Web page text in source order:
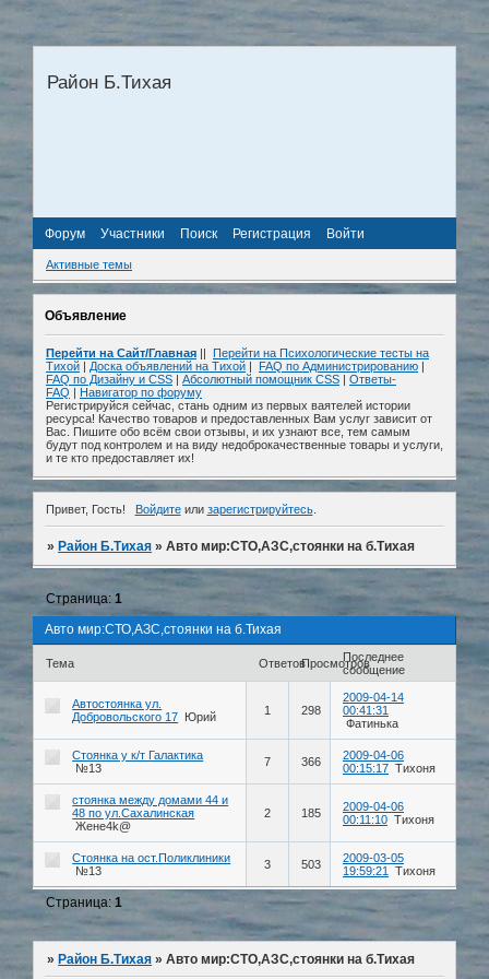
Район Б.Тихая
Форум Участники Поиск Регистрация Войти
Активные темы
Объявление
Перейти на Сайт/Главная
Перейти на Психологические тесты на
Тихой
Доска объявлений на Тихой FAQ по Администрированию
FAQ по Дизайну и СSS
Абсолютный помощник CSS
Ответы-
FAQ
Навигатор по форуму
Регистрируйся сейчас, стань одним из первых ваятелей истории
ресурса! Качество товаров и предоставленных Вам услуг зависит от
Вас. Пишите обо всём свои отзывы, и их узнают все, тем самым
будут под контролем и на виду недоброкачественные товары и услуги,
и те кто предоставляет их!
Привет, Гость! Войдитеили зарегистрируйтесь.
» Район Б.Тихая »Авто мир:СТО,АЗС,стоянки на б.Тихая
Авто мир:СТО,АЗС,стоянки на б.Тихая
Страница:1
Тема ОтветовПросмотровПоследнее
сообщение
Автостоянка ул.
Добровольского 17 Юрий 1 298
2009-04-14
00:41:31
Фатинька
Стоянка у к/т Галактика
№13
7 366
2009-04-06
00:15:17 Тихоня
стоянка между домами 44 и
48 по ул.Сахалинская
Жене4k@
2 185
2009-04-06
00:11:10 Тихоня
Стоянка на ост.Поликлиники
№13
3 503
2009-03-05
19:59:21
Тихоня
Страница:1
» Район Б.Тихая »Авто мир:СТО,АЗС,стоянки на б.Тихая